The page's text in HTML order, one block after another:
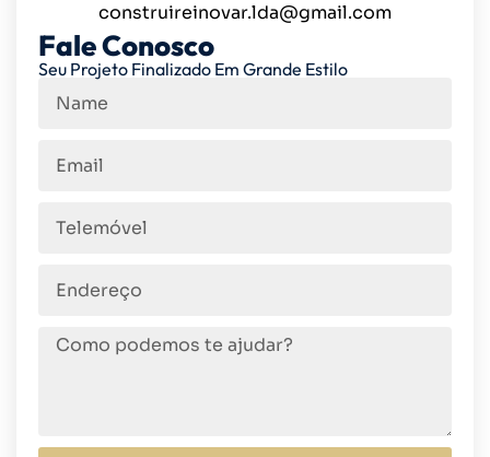
construireinovar.lda@gmail.com
Fale Conosco
Seu Projeto Finalizado Em Grande Estilo